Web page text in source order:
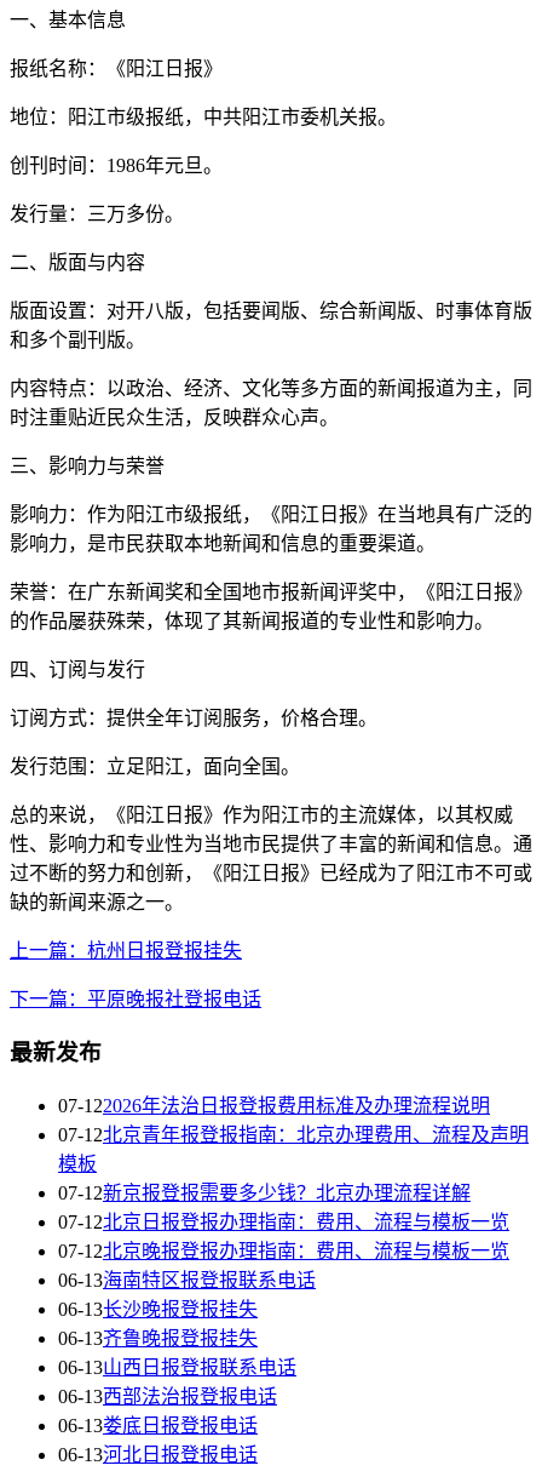
一、基本信息
报纸名称：《阳江日报》
地位：阳江市级报纸，中共阳江市委机关报。
创刊时间：1986年元旦。
发行量：三万多份。
二、版面与内容
版面设置：对开八版，包括要闻版、综合新闻版、时事体育版
和多个副刊版。
内容特点：以政治、经济、文化等多方面的新闻报道为主，同
时注重贴近民众生活，反映群众心声。
三、影响力与荣誉
影响力：作为阳江市级报纸，《阳江日报》在当地具有广泛的
影响力，是市民获取本地新闻和信息的重要渠道。
荣誉：在广东新闻奖和全国地市报新闻评奖中，《阳江日报》
的作品屡获殊荣，体现了其新闻报道的专业性和影响力。
四、订阅与发行
订阅方式：提供全年订阅服务，价格合理。
发行范围：立足阳江，面向全国。
总的来说，《阳江日报》作为阳江市的主流媒体，以其权威
性、影响力和专业性为当地市民提供了丰富的新闻和信息。通
过不断的努力和创新，《阳江日报》已经成为了阳江市不可或
缺的新闻来源之一。
上一篇：杭州日报登报挂失
下一篇：平原晚报社登报电话
最新发布
07-122026年法治日报登报费用标准及办理流程说明
07-12北京青年报登报指南：北京办理费用、流程及声明
模板
07-12新京报登报需要多少钱？北京办理流程详解
07-12北京日报登报办理指南：费用、流程与模板一览
07-12北京晚报登报办理指南：费用、流程与模板一览
06-13海南特区报登报联系电话
06-13长沙晚报登报挂失
06-13齐鲁晚报登报挂失
06-13山西日报登报联系电话
06-13西部法治报登报电话
06-13娄底日报登报电话
06-13河北日报登报电话